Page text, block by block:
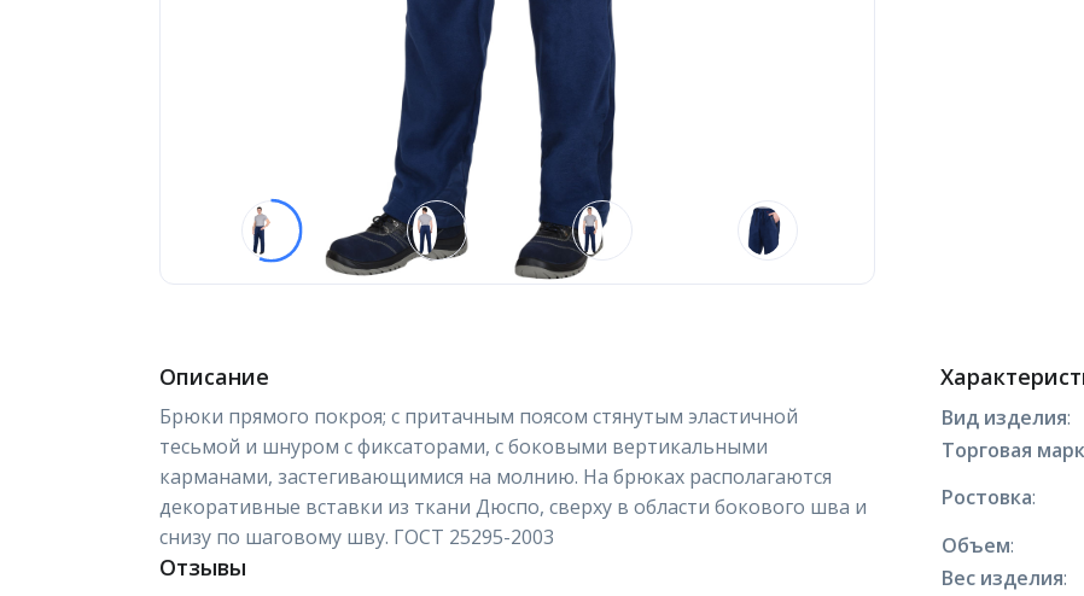
Описание
Брюки прямого покроя; с притачным поясом стянутым эластичной
тесьмой и шнуром с фиксаторами, с боковыми вертикальными
карманами, застегивающимися на молнию. На брюках располагаются
декоративные вставки из ткани Дюспо, сверху в области бокового шва и
снизу по шаговому шву. ГОСТ 25295-2003
Отзывы
Вид изделия:
Торговая
Ростовка:
Объем:
Вес изделия: